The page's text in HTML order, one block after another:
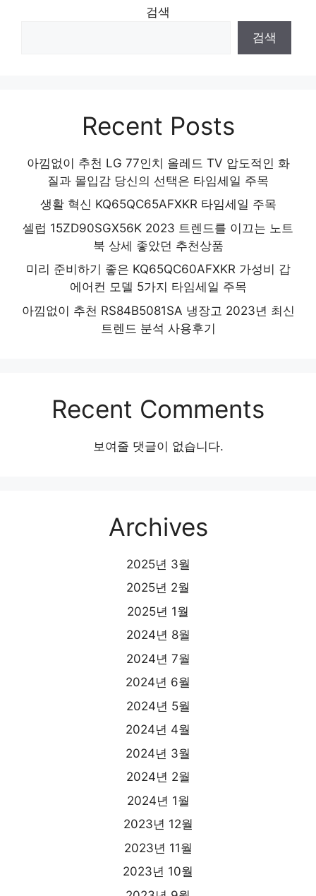
당신의 생활을 바꿔줄 기회 인기 상품 추천
검색
검색
Recent Posts
아낌없이 추천 LG 77인치 올레드 TV 압도적인 화
질과 몰입감 당신의 선택은 타임세일 주목
생활 혁신 KQ65QC65AFXKR 타임세일 주목
셀럽 15ZD90SGX56K 2023 트렌드를 이끄는 노트
북 상세 좋았던 추천상품
미리 준비하기 좋은 KQ65QC60AFXKR 가성비 갑
에어컨 모델 5가지 타임세일 주목
아낌없이 추천 RS84B5081SA 냉장고 2023년 최신
트렌드 분석 사용후기
Recent Comments
보여줄 댓글이 없습니다.
Archives
2025년 3월
2025년 2월
2025년 1월
2024년 8월
2024년 7월
2024년 6월
2024년 5월
2024년 4월
2024년 3월
2024년 2월
2024년 1월
2023년 12월
2023년 11월
2023년 10월